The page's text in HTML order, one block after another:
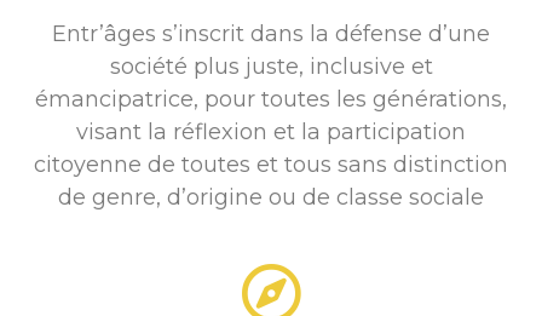
Entr’âges s’inscrit dans la défense d’une
société plus juste, inclusive et
émancipatrice, pour toutes les générations,
visant la réflexion et la participation
citoyenne de toutes et tous sans distinction
de genre, d’origine ou de classe sociale